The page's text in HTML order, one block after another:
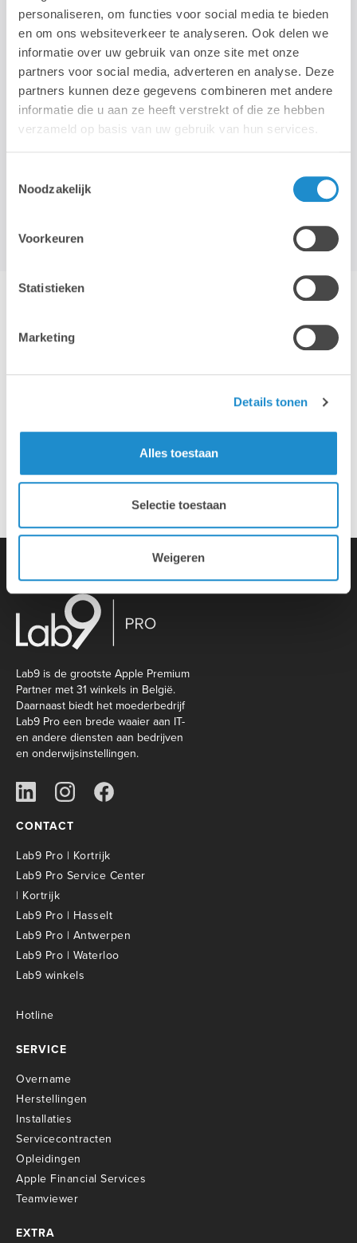
personaliseren, om functies voor social media te bieden
en om ons websiteverkeer te analyseren. Ook delen we
informatie over uw gebruik van onze site met onze
partners voor social media, adverteren en analyse. Deze
partners kunnen deze gegevens combineren met andere
informatie die u aan ze heeft verstrekt of die ze hebben
verzameld op basis van uw gebruik van hun services.
Noodzakelijk
Voorkeuren
Statistieken
Marketing
Details tonen
Alles toestaan
Selectie toestaan
Weigeren
STAY TUNED!
>
Wij gebruiken je e-mailadres enkel om onze maandelijkse
Installatie & configuratie
Eigen hersteldienst
Overname van je oude toestellen
Lab9 is de grootste Apple Premium
Partner met 31 winkels in België.
Daarnaast biedt het moederbedrijf
Lab9 Pro een brede waaier aan IT-
en andere diensten aan bedrijven
en onderwijsinstellingen.
CONTACT
Lab9 Pro | Kortrijk
Lab9 Pro Service Center
| Kortrijk
Lab9 Pro | Hasselt
Lab9 Pro | Antwerpen
Lab9 Pro | Waterloo
Lab9 winkels
Hotline
SERVICE
Overname
Herstellingen
Installaties
Servicecontracten
Opleidingen
Apple Financial Services
Teamviewer
EXTRA